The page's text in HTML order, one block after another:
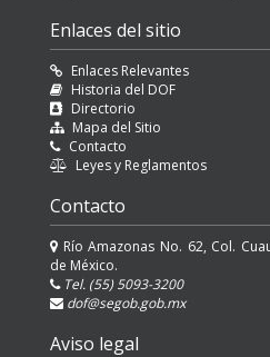
Enlaces del sitio
Enlaces Relevantes
Historia del DOF
Directorio
Mapa del Sitio
Contacto
Leyes y Reglamentos
Contacto
Río Amazonas No. 62, Col.
de México.
Tel. (55) 5093-3200
dof@segob.gob.mx
Aviso legal